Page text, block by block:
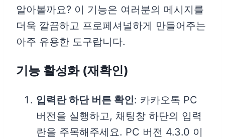
알아볼까요? 이 기능은 여러분의 메시지를
더욱 깔끔하고 프로페셔널하게 만들어주는
아주 유용한 도구랍니다.
기능 활성화 (재확인)
입력란 하단 버튼 확인: 카카오톡 PC
버전을 실행하고, 채팅창 하단의 입력
란을 주목해주세요. PC 버전 4.3.0 이